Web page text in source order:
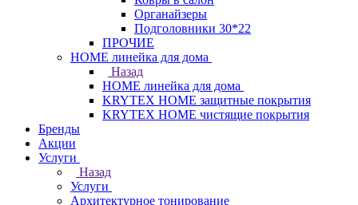
Органайзеры
Подголовники 30*22
ПРОЧИЕ
HOME линейка для дома
Назад
HOME линейка для дома
KRYTEX HOME защитные покрытия
KRYTEX HOME чистящие покрытия
Бренды
Акции
Услуги
Назад
Услуги
Архитектурное тонирование